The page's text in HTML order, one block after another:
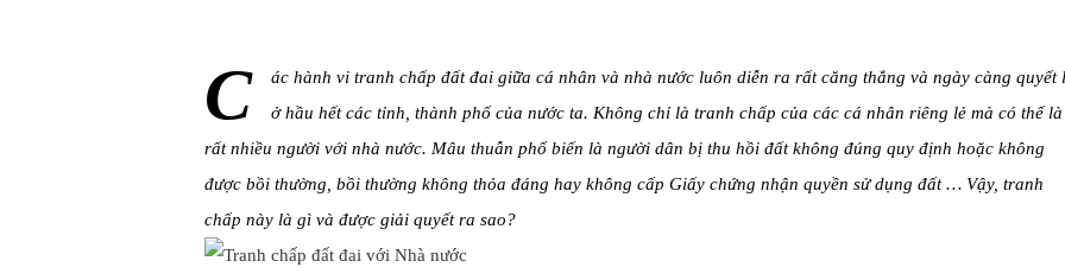
C
ác hành vi tranh chấp đất đai giữa cá nhân và nhà nước luôn diễn ra rất căng thẳng và ngày càng quyết
ở hầu hết các tỉnh, thành phố của nước ta. Không chỉ là tranh chấp của các cá nhân riêng lẻ mà có thể là
rất nhiều người với nhà nước. Mâu thuẫn phổ biến là người dân bị thu hồi đất không đúng quy định hoặc không
được bồi thường, bồi thường không thỏa đáng hay không cấp Giấy chứng nhận quyền sử dụng đất … Vậy, tranh
chấp này là gì và được giải quyết ra sao?